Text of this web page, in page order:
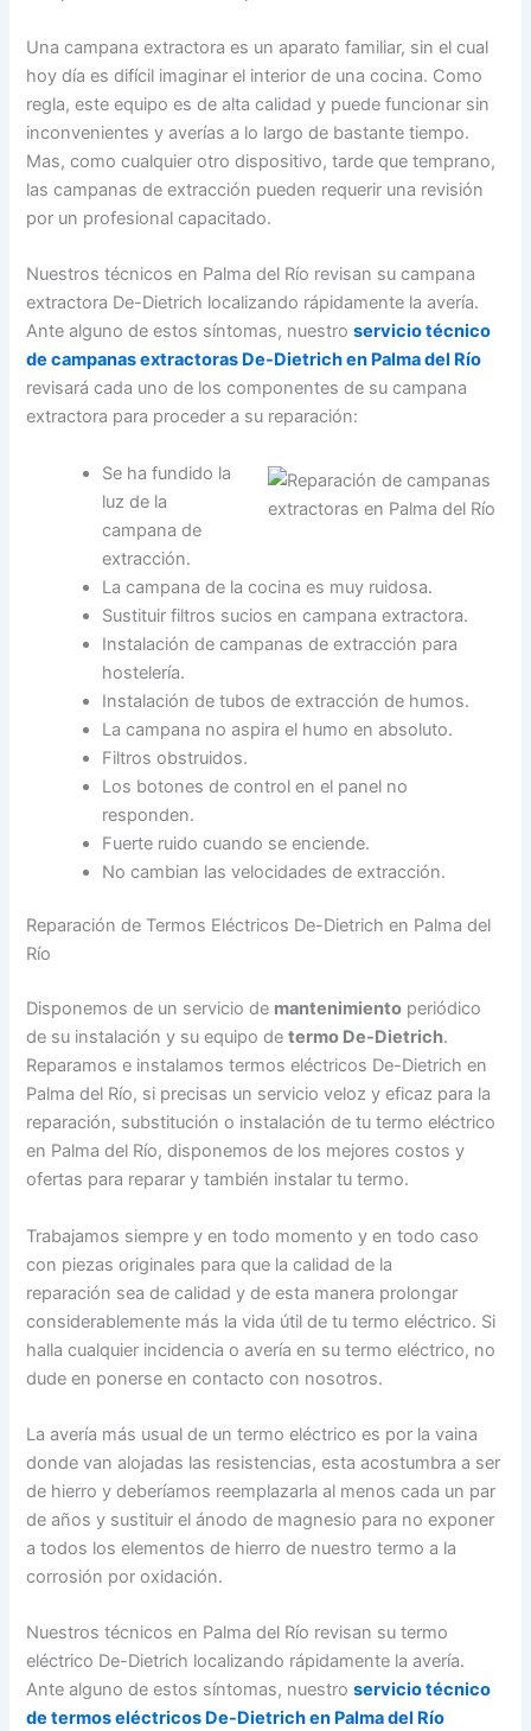
Una campana extractora es un aparato familiar, sin el cual
hoy día es difícil imaginar el interior de una cocina. Como
regla, este equipo es de alta calidad y puede funcionar sin
inconvenientes y averías a lo largo de bastante tiempo.
Mas, como cualquier otro dispositivo, tarde que temprano,
las campanas de extracción pueden requerir una revisión
por un profesional capacitado.
Nuestros técnicos en Palma del Río revisan su campana
extractora De-Dietrich localizando rápidamente la avería.
Ante alguno de estos síntomas, nuestroservicio técnico
de campanas extractoras De-Dietrich en Palma del Río
revisará cada uno de los componentes de su campana
extractora para proceder a su reparación:
Se ha fundido la
luz de la
campana de
extracción.
La campana de la cocina es muy ruidosa.
Sustituir filtros sucios en campana extractora.
Instalación de campanas de extracción para
hostelería.
Instalación de tubos de extracción de humos.
La campana no aspira el humo en absoluto.
Filtros obstruidos.
Los botones de control en el panel no
responden.
Fuerte ruido cuando se enciende.
No cambian las velocidades de extracción.
Reparación de Termos Eléctricos De-Dietrich en Palma del
Río
Disponemos de un servicio de mantenimiento periódico
de su instalación y su equipo determo De-Dietrich.
Reparamos e instalamos termos eléctricos De-Dietrich en
Palma del Río, si precisas un servicio veloz y eficaz para la
reparación, substitución o instalación de tu termo eléctrico
en Palma del Río, disponemos de los mejores costos y
ofertas para reparar y también instalar tu termo.
Trabajamos siempre y en todo momento y en todo caso
con piezas originales para que la calidad de la
reparación sea de calidad y de esta manera prolongar
considerablemente más la vida útil de tu termo eléctrico. Si
halla cualquier incidencia o avería en su termo eléctrico, no
dude en ponerse en contacto con nosotros.
La avería más usual de un termo eléctrico es por la vaina
donde van alojadas las resistencias, esta acostumbra a ser
de hierro y deberíamos reemplazarla al menos cada un par
de años y sustituir el ánodo de magnesio para no exponer
a todos los elementos de hierro de nuestro termo a la
corrosión por oxidación.
Nuestros técnicos en Palma del Río revisan su termo
eléctrico De-Dietrich localizando rápidamente la avería.
Ante alguno de estos síntomas, nuestroservicio técnico
de termos eléctricos De-Dietrich en Palma del Río